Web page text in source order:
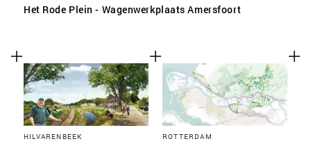
Het Rode Plein - Wagenwerkplaats Amersfoort
HILVARENBEEK ROTTERDAM